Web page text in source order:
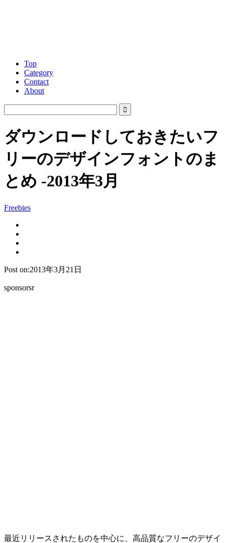
Top
Category
Contact
About
ダウンロードしておきたいフ
リーのデザインフォントのま
とめ -2013年3月
Freebies
Post on:2013年3月21日
sponsorsr
最近リリースされたものを中心に、高品質なフリーのデザイ